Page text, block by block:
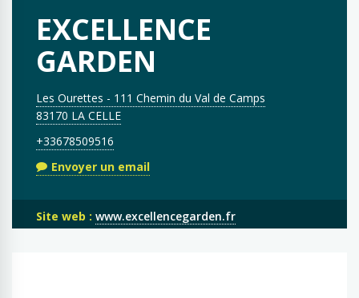
EXCELLENCE
GARDEN
Les Ourettes - 111 Chemin du Val de Camps
83170 LA CELLE
+33678509516
Envoyer un email
Site web : www.excellencegarden.fr